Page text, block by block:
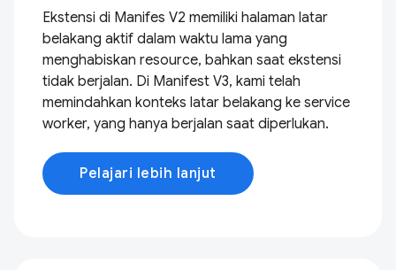
Ekstensi di Manifes V2 memiliki halaman latar
belakang aktif dalam waktu lama yang
menghabiskan resource, bahkan saat ekstensi
tidak berjalan. Di Manifest V3, kami telah
memindahkan konteks latar belakang ke service
worker, yang hanya berjalan saat diperlukan.
Pelajari lebih lanjut